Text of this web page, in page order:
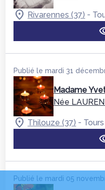
Rivarennes (37) -
Publié le mardi 31
Madame
Née
Thilouze (37) -
Publié le mardi 05